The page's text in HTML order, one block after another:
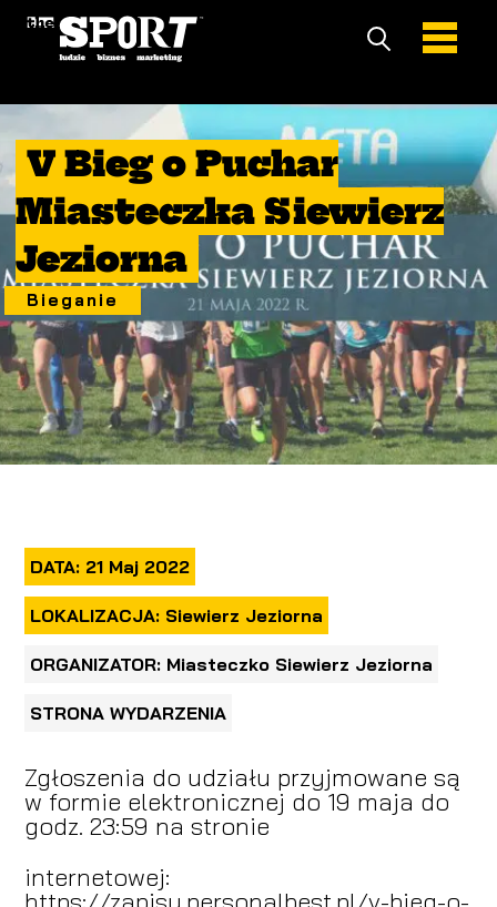
V Bieg o Puchar
Miasteczka Siewierz
Jeziorna
Bieganie
DATA: 21 Maj 2022
LOKALIZACJA: Siewierz Jeziorna
ORGANIZATOR: Miasteczko Siewierz Jeziorna
STRONA WYDARZENIA
Zgłoszenia do udziału przyjmowane są
w formie elektronicznej do 19 maja do
godz. 23:59 na stronie
internetowej: